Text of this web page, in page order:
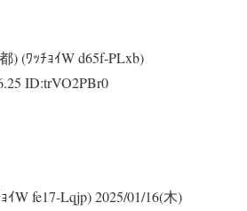
) (ﾜｯﾁｮｲW d65f-PLxb)
ID:trVO2PBr0
ｲW fe17-Lqjp)2025/01/16(木)